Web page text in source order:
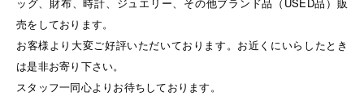
売をしております。
お客様より大変ご好評いただいております。お近くにいらしたとき
は是非お寄り下さい。
スタッフ一同心よりお待ちしております。